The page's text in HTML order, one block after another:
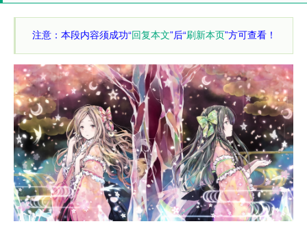
注意：本段内容须成功“回复本文”后“刷新本页”方可查看！